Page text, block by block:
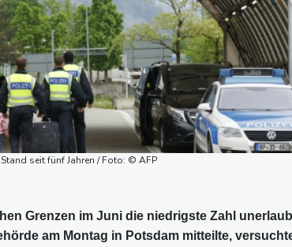
seit fünf Jahren / Foto: © AFP
Grenzen im Juni die niedrigste Zahl
am Montag in Potsdam mitteilte,